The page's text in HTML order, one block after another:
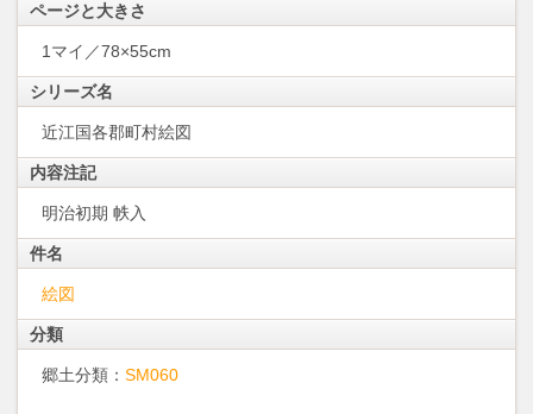
ページと大きさ
1マイ／78×55cm
シリーズ名
近江国各郡町村絵図
内容注記
明治初期 帙入
件名
絵図
分類
郷土分類： SM060